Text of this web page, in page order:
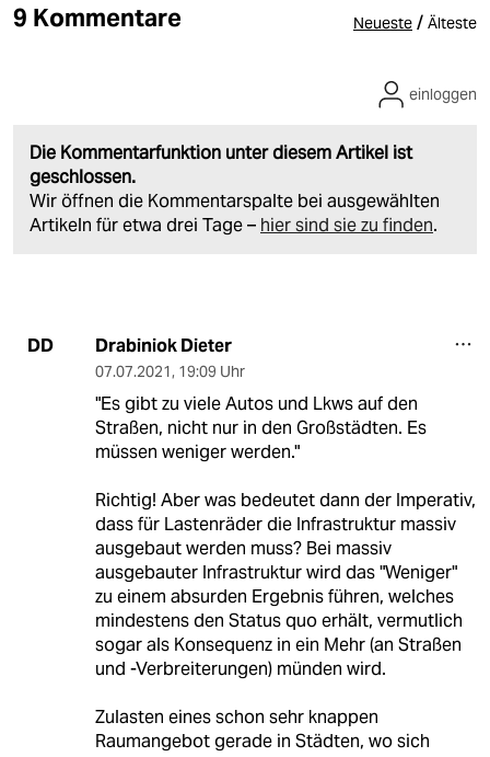
9 Kommentare Neueste / Älteste
Die Kommentarfunktion unter diesem Artikel ist
geschlossen.
Wir öffnen die Kommentarspalte bei ausgewählten
Artikeln für etwa drei Tage – hier sind sie zu finden.
einloggen
DD Drabiniok Dieter
07.07.2021, 19:09 Uhr
"Es gibt zu viele Autos und Lkws auf den
Straßen, nicht nur in den Großstädten. Es
müssen weniger werden."
Richtig! Aber was bedeutet dann der Imperativ,
dass für Lastenräder die Infrastruktur massiv
ausgebaut werden muss? Bei massiv
ausgebauter Infrastruktur wird das "Weniger"
zu einem absurden Ergebnis führen, welches
mindestens den Status quo erhält, vermutlich
sogar als Konsequenz in ein Mehr (an Straßen
und -Verbreiterungen) münden wird.
Zulasten eines schon sehr knappen
Raumangebot gerade in Städten, wo sich